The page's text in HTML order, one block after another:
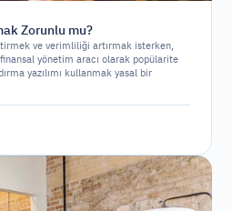
Zorunlu mu?
ve verimliliği artırmak isterken,
yönetim aracı olarak popülarite
yazılımı kullanmak yasal bir